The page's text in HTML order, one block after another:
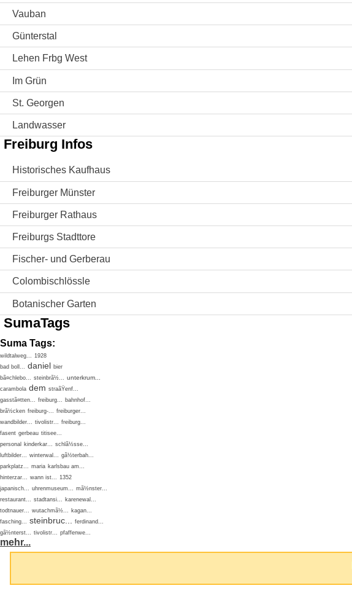
Vauban
Günterstal
Lehen Frbg West
Im Grün
St. Georgen
Landwasser
Freiburg Infos
Historisches Kaufhaus
Freiburger Münster
Freiburger Rathaus
Freiburgs Stadttore
Fischer- und Gerberau
Colombischlössle
Botanischer Garten
SumaTags
Suma Tags:
wildtalweg... 1928
bad boll... daniel bier
bã¤chlebo... steinbrã½... unterkrum...
carambola dem straãŸenf...
gasstã¤tten... freiburg... bahnhof...
brã½cken freiburg-... freiburger...
wandbilder... tivolistr... freiburg...
fasent gerbeau titisee...
personal
kinderkar... schlã½sse...
luftbilder... winterwal... gã½terbah...
parkplatz... maria karlsbau am...
hinterzar... wann ist... 1352
japanisch... uhrenmuseum... mã½nster...
restaurant... stadtansi... karenewal...
todtnauer... wutachmã½... kagan...
fasching... steinbruc...
ferdinand...
gã½nterst... tivolistr... pfaffenwe...
mehr...